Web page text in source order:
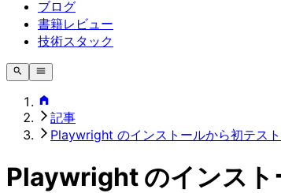
ブログ
書籍レビュー
技術スタック
記事
Playwright のインストールから初テス
Playwright のインスト